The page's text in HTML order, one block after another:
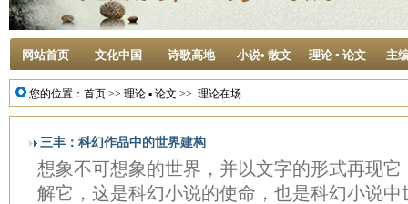
网站首页 文化中国 诗歌高地 小说• 散文 理论 ▪ 论文 主
您的位置： 首页 >> 理论 ▪ 论文 >> 理论在场
三丰：科幻作品中的世界建构
想象不可想象的世界，并以文字的形式再现
解它，这是科幻小说的使命，也是科幻小说